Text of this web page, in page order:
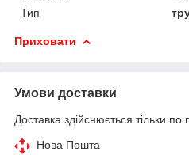
Тип
Приховати
Умови доставки
Доставка здійснюється тільки по
Нова Пошта